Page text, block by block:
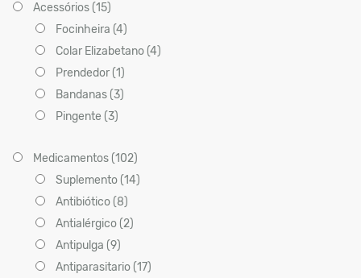
Acessórios (15)
Focinheira (4)
Colar Elizabetano (4)
Prendedor (1)
Bandanas (3)
Pingente (3)
Medicamentos (102)
Suplemento (14)
Antibiótico (8)
Antialérgico (2)
Antipulga (9)
Antiparasitario (17)